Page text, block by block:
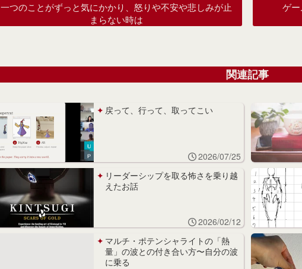
一つのことがずっと気にかかり、怒りや不安や悲しみが止
まらない時は
ゲ
関連記事
戻って、行って、取ってこい
2026/07/25
リーダーシップを取る怖さを乗り越
えたお話
2026/02/12
マルチ・ポテンシャライトの「熱
量」の波との付き合い方〜自分の波
に乗る